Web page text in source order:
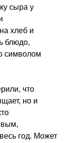
сыра у
хлеб и
блюдо,
символом
что
но и
год. Может